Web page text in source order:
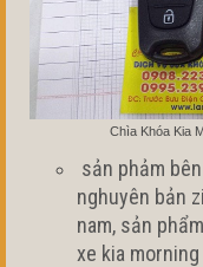
Chìa Khóa Kia
sản phảm
nghuyên bản
nam, sản
xe kia morning